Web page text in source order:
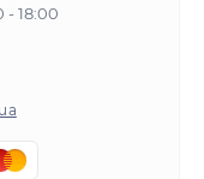
- 18:00